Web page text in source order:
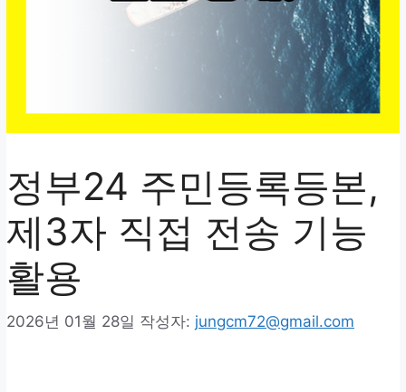
정부24 주민등록등본,
제3자 직접 전송 기능
활용
2026년 01월 28일 작성자: jungcm72@gmail.com